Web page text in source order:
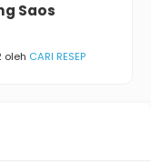
Saos
oleh CARI RESEP